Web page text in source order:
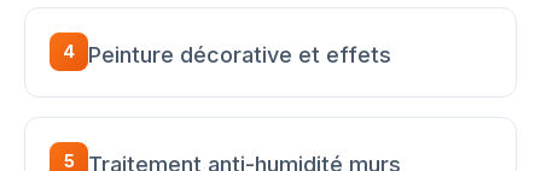
4 Peinture décorative et effets
5 Traitement anti-humidité murs